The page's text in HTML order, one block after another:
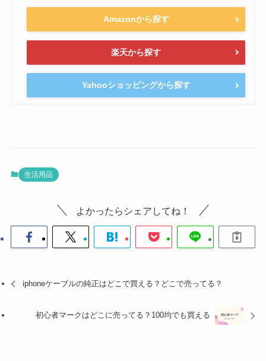
Amazonから探す
楽天から探す
Yahooショッピングから探す
生活用品
よかったらシェアしてね！
iphoneケーブルの純正はどこで買える？どこで売ってる？
初心者マークはどこに売ってる？100均でも買える